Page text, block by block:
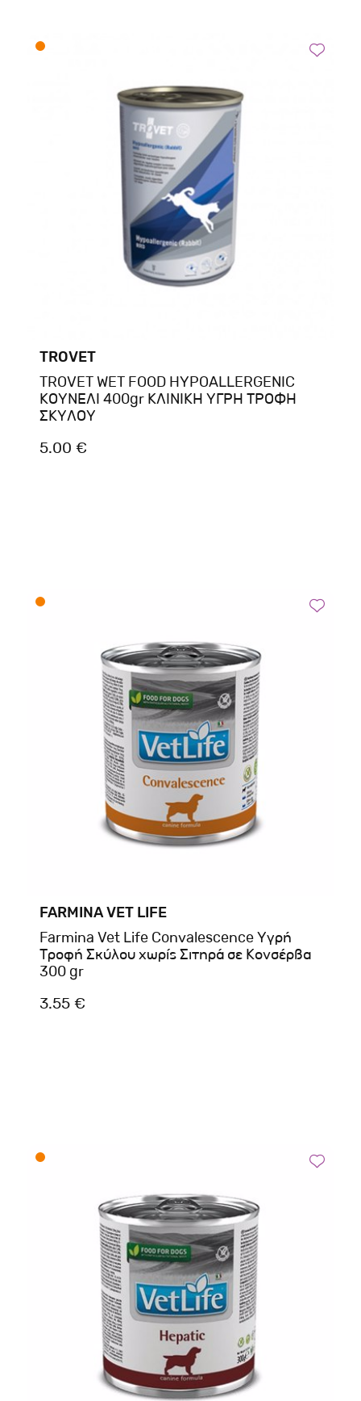
TROVET
TROVET WET FOOD HYPOALLERGENIC
ΚΟΥΝΕΛΙ 400gr ΚΛΙΝΙΚΗ ΥΓΡΗ ΤΡΟΦΗ
ΣΚΥΛΟΥ
5.00 €
FARMINA VET LIFE
Farmina Vet Life Convalescence Υγρή
Τροφή Σκύλου χωρίς Σιτηρά σε Κονσέρβα
300 gr
3.55 €